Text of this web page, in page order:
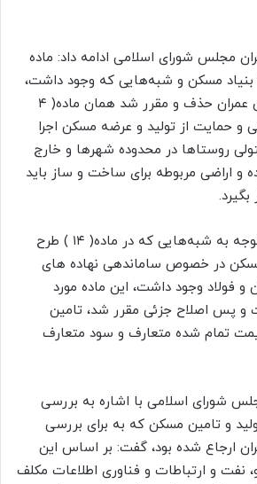
مجلس شورای اسلامی ادامه داد: ماده
بنیاد مسکن و شبه‌هایی که وجود داشت،
با نظر اعضای کمیسیون عمران حذف و مقرر شد همان ماده( ۴
و حمایت از تولید و عرضه مسکن اجرا
روستا‌ها در محدوده شهرها و خارج
و اراضی مربوطه برای ساخت و ساز باید
بگیرد.
حسینی یادآور شد: با توجه به شبه‌هایی که در ماده( ۱۴ ) طرح
در خصوص ساماندهی نهاده های
و فولاد وجود داشت، این ماده مورد
و پس اصلاح جزئی مقرر شد، تامین
تمام شده متعارف و سود متعارف
شورای اسلامی با اشاره به بررسی
تولید و تامین مسکن که به برای بررسی
ارجاع شده بود، گفت: بر اساس این
نفت و ارتباطات و فناوری اطلاعات مکلف